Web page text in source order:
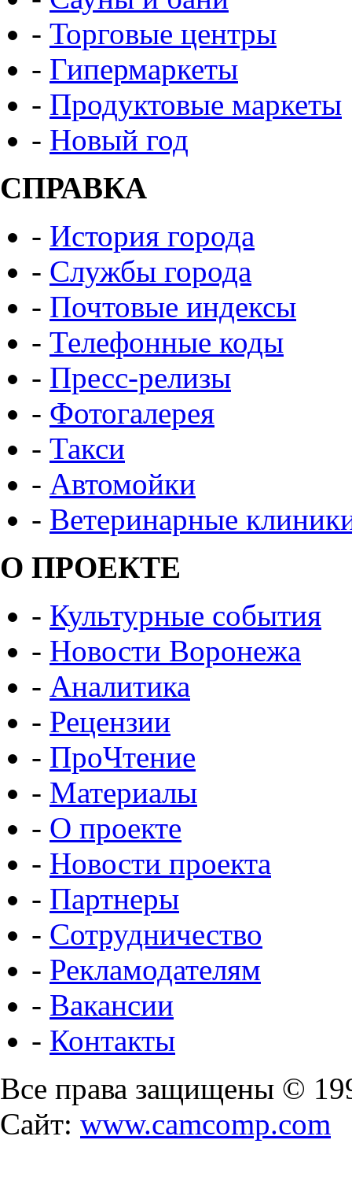
- Торговые центры
- Гипермаркеты
- Продуктовые маркеты
- Новый год
СПРАВКА
- История города
- Службы города
- Почтовые индексы
- Телефонные коды
- Пресс-релизы
- Фотогалерея
- Такси
- Автомойки
- Ветеринарные
О ПРОЕКТЕ
- Культурные события
- Новости Воронежа
- Аналитика
- Рецензии
- ПроЧтение
- Материалы
- О проекте
- Новости проекта
- Партнеры
- Сотрудничество
- Рекламодателям
- Вакансии
- Контакты
Все права защищены ©
Сайт: www.camcomp.com